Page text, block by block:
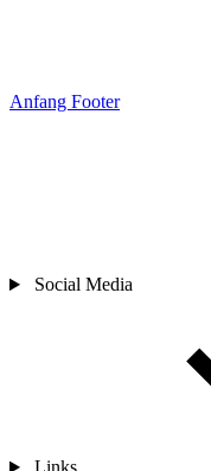
Anfang Footer
Social Media